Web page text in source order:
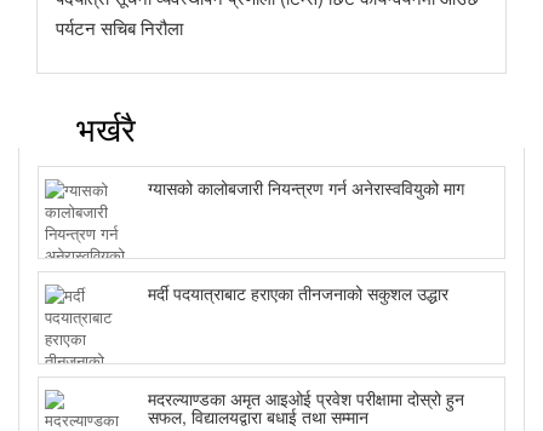
पर्यटन सचिब निरौला
भर्खरै
ग्यासको कालोबजारी नियन्त्रण गर्न अनेरास्ववियुको माग
मर्दी पदयात्राबाट हराएका तीनजनाको सकुशल उद्धार
मदरल्याण्डका अमृत आइओई प्रवेश परीक्षामा दोस्रो हुन
सफल, विद्यालयद्वारा बधाई तथा सम्मान